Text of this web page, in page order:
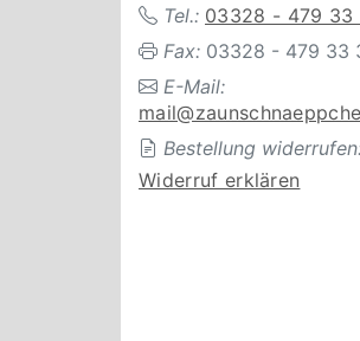
Tel.: 03328 - 479 33
Fax: 03328 - 479 33
E-Mail:
Bestellung
Widerruf erklären